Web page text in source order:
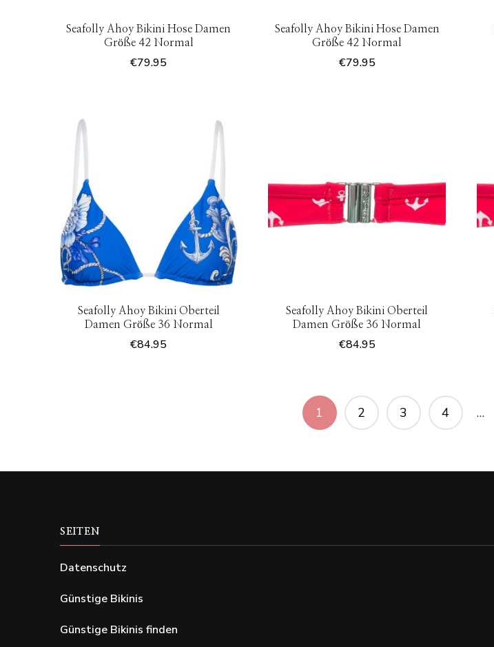
Seafolly Ahoy Bikini Hose Damen
Größe 42 Normal
€79.95
Seafolly Ahoy Bikini Hose Damen
Größe 42 Normal
€79.95
Seafolly Ahoy Bikini Oberteil
Damen Größe 36 Normal
€84.95
Seafolly Ahoy Bikini Oberteil
Damen Größe 36 Normal
€84.95
1 2 3 4 …
SEITEN
Datenschutz
Günstige Bikinis
Günstige Bikinis finden